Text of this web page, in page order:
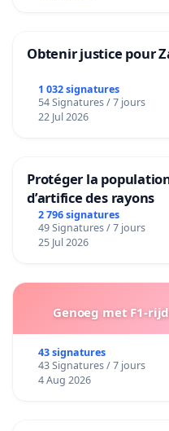
Obtenir justice pour
1 032 signatures
54 Signatures / 7 jours
22 Jul 2026
Protéger la
d’artifice des rayons
2 796 signatures
49 Signatures / 7 jours
25 Jul 2026
Genoeg met F1-
43 signatures
43 Signatures / 7 jours
4 Aug 2026